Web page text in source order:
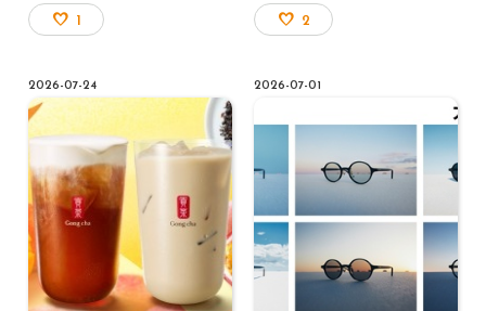
1 2
2026-07-24 2026-07-01